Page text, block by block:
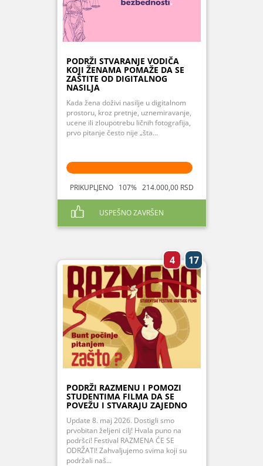
PODRŽI STVARANJE VODIČA
KOJI ŽENAMA POMAŽE DA SE
ZAŠTITE OD DIGITALNOG
NASILJA
Kada žena doživi nasilje u digitalnom
prostoru, kroz pretnje, uznemiravanje,
ucene ili zloupotrebu ličnih fotografija,
prvo pitanje često nije „šta...
PRIKUPLJENO 107% 214.000,00 RSD
USPEŠNO ZAVRŠEN
4 17
PODRŽI RAZMENU I POMOZI
STUDENTIMA FILMA DA SE
POVEŽU I STVARAJU ZAJEDNO
Update 8. maj 2026. Dostigli smo
prvobitan željeni cilj! Hvala puno na
podršci! Festival RAZMENA ĆE SE
ODRŽATI! Zahvaljujemo svima koji su
podržali naš...